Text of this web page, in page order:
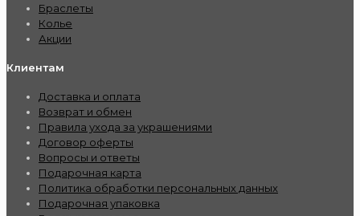
Браслеты
Колье
Акции
Клиентам
Доставка и оплата
Возврат и обмен
Правила ухода за украшениями
Договор оферты
Вопросы и ответы
Подарочная карта
Политика обработки персональных данных
Подарочная упаковка